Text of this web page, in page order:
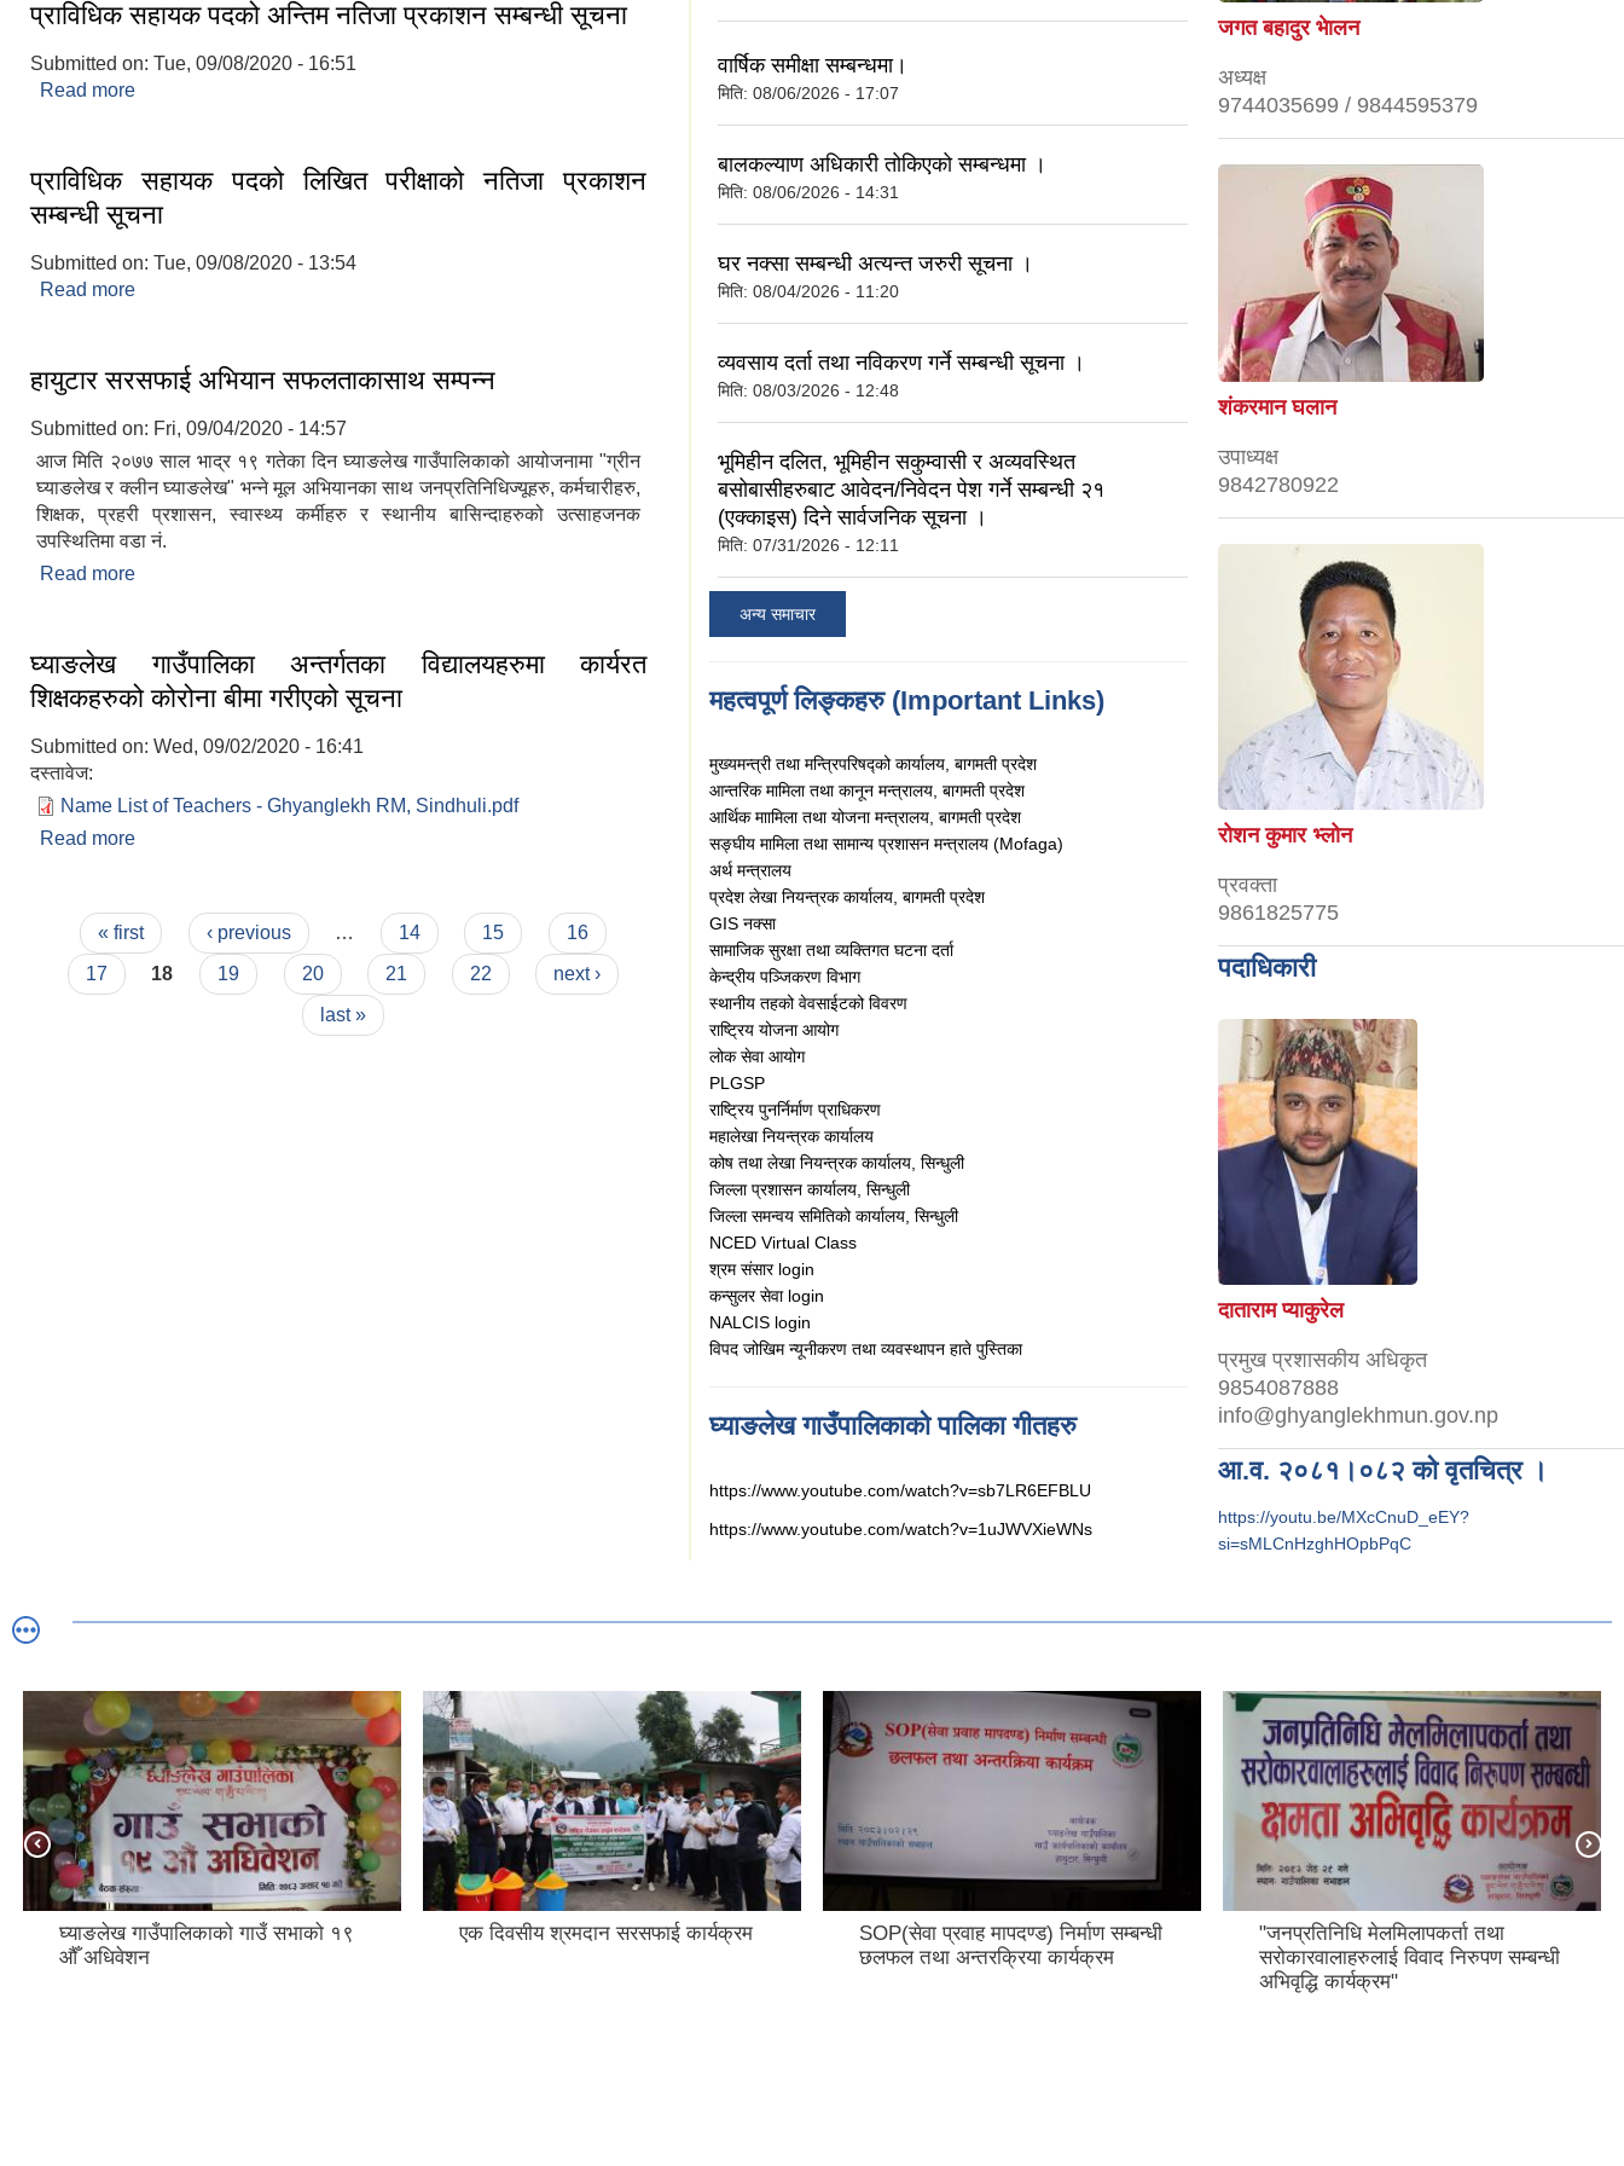
प्राविधिक सहायक पदको अन्तिम नतिजा प्रकाशन सम्बन्धी सूचना
Submitted on: Tue, 09/08/2020 - 16:51
Read more
प्राविधिक सहायक पदको लिखित परीक्षाको नतिजा प्रकाशन
सम्बन्धी सूचना
Submitted on: Tue, 09/08/2020 - 13:54
Read more
हायुटार सरसफाई अभियान सफलताकासाथ सम्पन्न
Submitted on: Fri, 09/04/2020 - 14:57
आज मिति २०७७ साल भाद्र १९ गतेका दिन घ्याङलेख गाउँपालिकाको आयोजनामा "ग्रीन
घ्याङलेख र क्लीन घ्याङलेख" भन्ने मूल अभियानका साथ जनप्रतिनिधिज्यूहरु, कर्मचारीहरु,
शिक्षक, प्रहरी प्रशासन, स्वास्थ्य कर्मीहरु र स्थानीय बासिन्दाहरुको उत्साहजनक
उपस्थितिमा वडा नं.
Read more
घ्याङलेख गाउँपालिका अन्तर्गतका विद्यालयहरुमा कार्यरत
शिक्षकहरुको कोरोना बीमा गरीएको सूचना
Submitted on: Wed, 09/02/2020 - 16:41
दस्तावेज:
Name List of Teachers - Ghyanglekh RM, Sindhuli.pdf
Read more
Pages
« first ‹ previous … 14 15
16
17
18 19 20 21 22
next ›
last »
वार्षिक समीक्षा सम्बन्धमा।
मिति: 08/06/2026 - 17:07
बालकल्याण अधिकारी तोकिएको सम्बन्धमा ।
मिति: 08/06/2026 - 14:31
घर नक्सा सम्बन्धी अत्यन्त जरुरी सूचना ।
मिति: 08/04/2026 - 11:20
व्यवसाय दर्ता तथा नविकरण गर्ने सम्बन्धी सूचना ।
मिति: 08/03/2026 - 12:48
भूमिहीन दलित, भूमिहीन सकुम्वासी र अव्यवस्थित
बसोबासीहरुबाट आवेदन/निवेदन पेश गर्ने सम्बन्धी २१
(एक्काइस) दिने सार्वजनिक सूचना ।
मिति: 07/31/2026 - 12:11
अन्य समाचार
महत्वपूर्ण लिङ्कहरु (Important Links)
मुख्यमन्त्री तथा मन्त्रिपरिषद्को कार्यालय, बागमती प्रदेश
आन्तरिक मामिला तथा कानून मन्त्रालय, बागमती प्रदेश
आर्थिक माामिला तथा योजना मन्त्रालय, बागमती प्रदेश
सङ्घीय मामिला तथा सामान्य प्रशासन मन्त्रालय (Mofaga)
अर्थ मन्त्रालय
प्रदेश लेखा नियन्त्रक कार्यालय, बागमती प्रदेश
GIS नक्सा
सामाजिक सुरक्षा तथा व्यक्तिगत घटना दर्ता
केन्द्रीय पञ्जिकरण विभाग
स्थानीय तहको वेवसाईटको विवरण
राष्ट्रिय योजना आयोग
लोक सेवा आयोग
PLGSP
राष्ट्रिय पुनर्निर्माण प्राधिकरण
महालेखा नियन्त्रक कार्यालय
कोष तथा लेखा नियन्त्रक कार्यालय, सिन्धुली
जिल्ला प्रशासन कार्यालय, सिन्धुली
जिल्ला समन्वय समितिको कार्यालय , सिन्धुली
NCED Virtual Class
श्रम संसार login
कन्सुलर सेवा login
NALCIS login
विपद जोखिम न्यूनीकरण तथा व्यवस्थापन हाते पुस्तिका
घ्याङलेख गाउँपालिकाको पालिका गीतहरु
https://www.youtube.com/watch?v=sb7LR6EFBLU
https://www.youtube.com/watch?v=1uJWVXieWNs
जगत बहादुर भेालन
अध्यक्ष
9744035699 / 9844595379
शंकरमान घलान
उपाध्यक्ष
9842780922
रोशन कुमार भ्लोन
प्रवक्ता
9861825775
पदाधिकारी
दाताराम प्याकुरेल
प्रमुख प्रशासकीय अधिकृत
9854087888
info@ghyanglekhmun.gov.np
आ.व. २०८१।०८२ को वृतचित्र ।
https://youtu.be/MXcCnuD_eEY?
si=sMLCnHzghHOpbPqC
एक दिवसीय श्रमदान सरसफाई कार्यक्रम
SOP(सेवा प्रवाह मापदण्ड) निर्माण सम्बन्धी
"जनप्रतिनिधि मेलमिलापकर्ता तथा
सरोकारवालाहरुलाई विवाद निरुपण सम्बन्धी
साइबर अपराध सम्बन्धी विद्यालय स्तरिय
जनचेतना मूलक कार्यक्रम।